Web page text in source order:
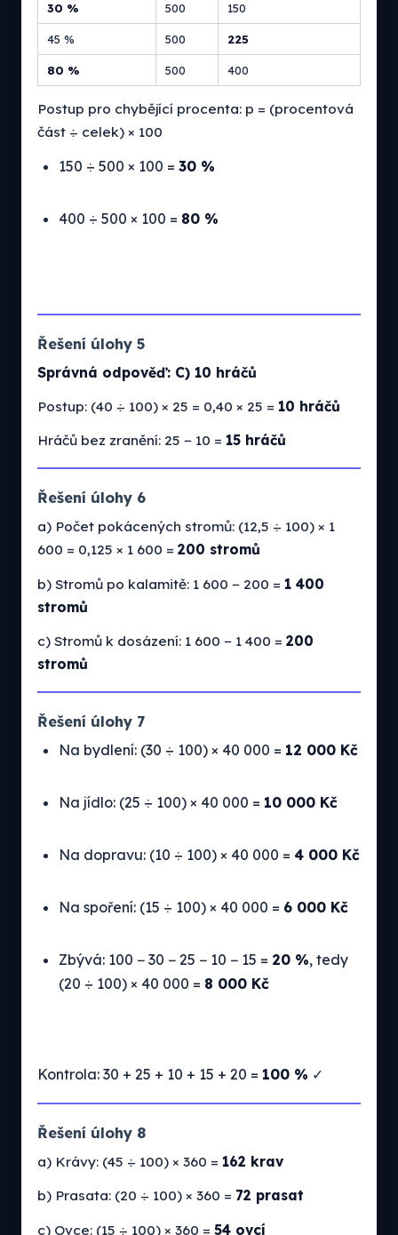
30 % 500 150
45 % 500 225
80 % 500 400
Postup pro chybějící procenta: p = (procentová
část ÷ celek) × 100
150 ÷ 500 × 100 = 30 %
400 ÷ 500 × 100 = 80 %
Řešení úlohy 5
Správná odpověď: C) 10 hráčů
Postup: (40 ÷ 100) × 25 = 0,40 × 25 = 10 hráčů
Hráčů bez zranění: 25 − 10 = 15 hráčů
Řešení úlohy 6
a) Počet pokácených stromů: (12,5 ÷ 100) × 1
600 = 0,125 × 1 600 = 200 stromů
b) Stromů po kalamitě: 1 600 − 200 = 1 400
stromů
c) Stromů k dosázení: 1 600 − 1 400 = 200
stromů
Řešení úlohy 7
Na bydlení: (30 ÷ 100) × 40 000 = 12 000 Kč
Na jídlo: (25 ÷ 100) × 40 000 = 10 000 Kč
Na dopravu: (10 ÷ 100) × 40 000 = 4 000 Kč
Na spoření: (15 ÷ 100) × 40 000 = 6 000 Kč
Zbývá: 100 − 30 − 25 − 10 − 15 = 20 %, tedy
(20 ÷ 100) × 40 000 = 8 000 Kč
Kontrola: 30 + 25 + 10 + 15 + 20 = 100 % ✓
Řešení úlohy 8
a) Krávy: (45 ÷ 100) × 360 = 162 krav
b) Prasata: (20 ÷ 100) × 360 = 72 prasat
c) Ovce: (15 ÷ 100) × 360 = 54 ovcí